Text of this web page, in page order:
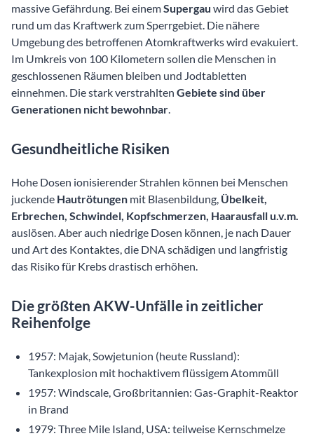
massive Gefährdung. Bei einemSupergau wird das Gebiet
rund um das Kraftwerk zum Sperrgebiet. Die nähere
Umgebung des betroffenen Atomkraftwerks wird evakuiert.
Im Umkreis von 100 Kilometern sollen die Menschen in
geschlossenen Räumen bleiben und Jodtabletten
einnehmen. Die stark verstrahlten Gebiete sind über
Generationen nicht bewohnbar.
Gesundheitliche Risiken
Hohe Dosen ionisierender Strahlen können bei Menschen
juckende Hautrötungen mit Blasenbildung, Übelkeit,
Erbrechen, Schwindel, Kopfschmerzen, Haarausfall u.v.m.
auslösen. Aber auch niedrige Dosen können, je nach Dauer
und Art des Kontaktes, die DNA schädigen und langfristig
das Risiko für Krebs drastisch erhöhen.
Die größten AKW-Unfälle in zeitlicher
Reihenfolge
1957: Majak, Sowjetunion (heute Russland):
Tankexplosion mit hochaktivem flüssigem Atommüll
1957: Windscale, Großbritannien: Gas-Graphit-Reaktor
in Brand
1979: Three Mile Island, USA: teilweise Kernschmelze